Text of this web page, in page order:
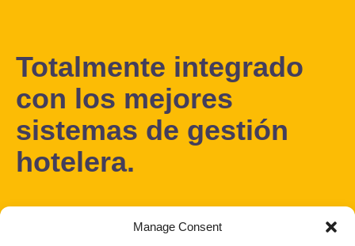
Manage Consent
Totalmente integrado
con los mejores
sistemas de gestión
hotelera.
¡Experimenta la conveniencia y seguridad de las